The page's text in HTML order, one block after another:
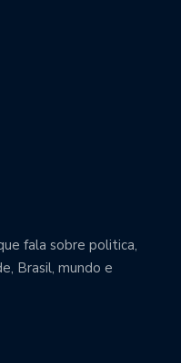
fala sobre politica,
Brasil, mundo e